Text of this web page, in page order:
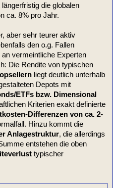
die globalen
ca. 8% pro Jahr.
aber sehr teurer aktiv
den o.g. Fallen
vermeintliche Experten
Die Rendite von typischen
liegt deutlich unterhalb
Depots mit
ETFs bzw. Dimensional
Kriterien exakt definierte
Differenzen von ca. 2-
Hinzu kommt die
Anlagestruktur, die allerdings
entstehen die oben
typischer